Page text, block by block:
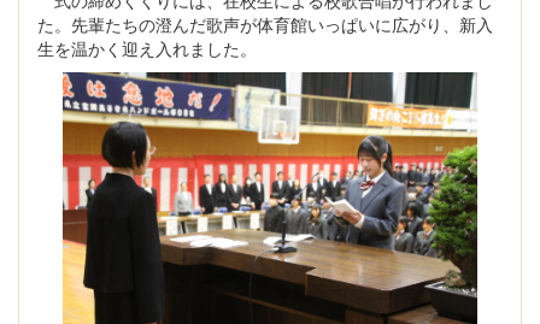
た。先輩たちの澄んだ歌声が体育館いっぱいに広がり、新入
生を温かく迎え入れました。